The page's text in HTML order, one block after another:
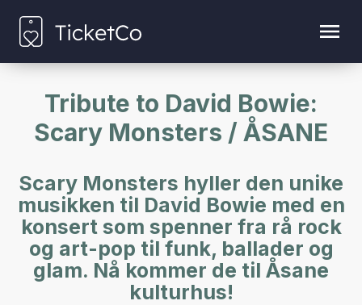
Tribute to David Bowie:
Scary Monsters / ÅSANE
Scary Monsters hyller den unike
musikken til David Bowie med en
konsert som spenner fra rå rock
og art-pop til funk, ballader og
glam. Nå kommer de til Åsane
kulturhus!